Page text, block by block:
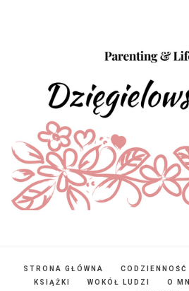
STRONA GŁÓWNA CODZIENNOŚĆ
KSIĄŻKI
WOKÓŁ LUDZI O